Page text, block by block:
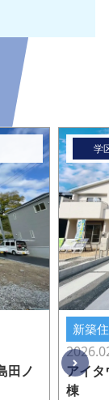
田ノ
学
新築
アイ
棟